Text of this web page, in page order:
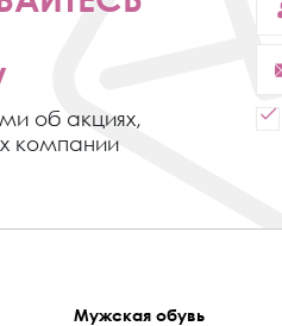
об акциях,
компании
Мужская обувь